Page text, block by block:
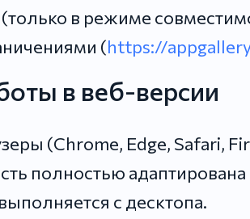
в режиме
(https://
в веб-версии
(Chrome, Edge, Safari,
полностью
с десктопа.